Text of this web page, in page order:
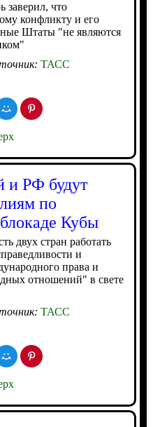
заверил, что
конфликту и его
Штаты "не являются
ТАСС
и РФ будут
по
Кубы
двух стран работать
и
права и
отношений" в свете
ТАСС